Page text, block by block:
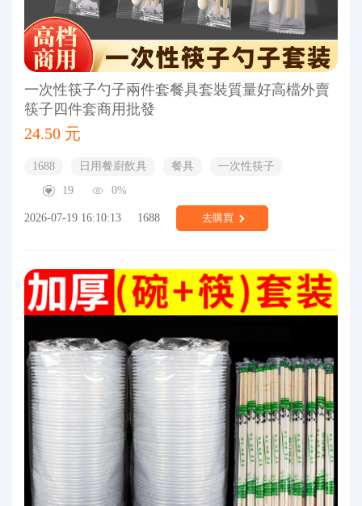
一次性筷子勺子兩件套餐具套裝質量好高檔外賣
筷子四件套商用批發
24.50 元
1688 日用餐廚飲具 餐具
一次性筷子
19
0%
2026-07-19 16:10:13 1688 去購買